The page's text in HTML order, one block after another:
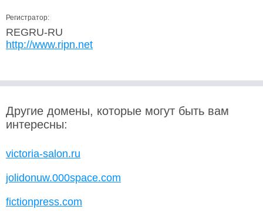
Регистратор:
REGRU-RU
http://www.ripn.net
Другие домены, которые могут быть вам
интересны:
victoria-salon.ru
jolidonuw.000space.com
fictionpress.com